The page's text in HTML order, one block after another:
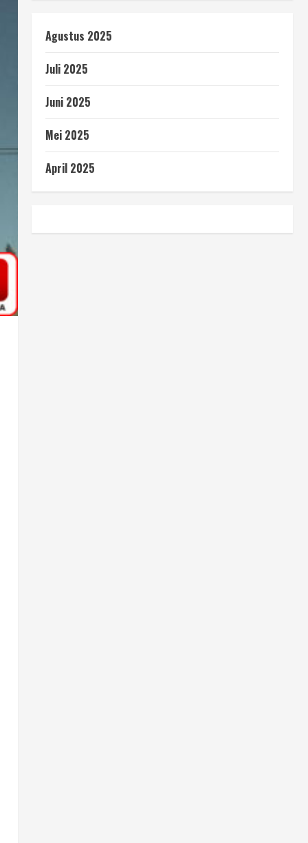
Agustus 2025
Juli 2025
Juni 2025
Mei 2025
April 2025